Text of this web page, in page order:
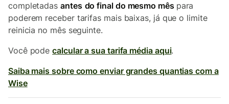
completadas antes do final do mesmo mês para
poderem receber tarifas mais baixas, já que o limite
reinicia no mês seguinte.
Você podecalcular a sua tarifa média aqui.
Saiba mais sobre como enviar grandes quantias com a
Wise